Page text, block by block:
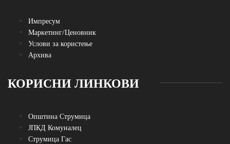
Импресум
Маркетинг/Ценовник
Услови за користење
Архива
КОРИСНИ ЛИНКОВИ
Општина Струмица
ЈПКД Комуналец
Струмица Гас